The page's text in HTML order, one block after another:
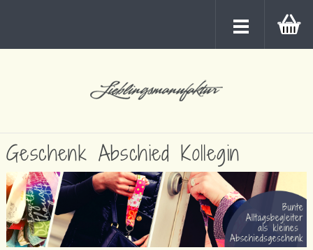
Geschenk Abschied Kollegin